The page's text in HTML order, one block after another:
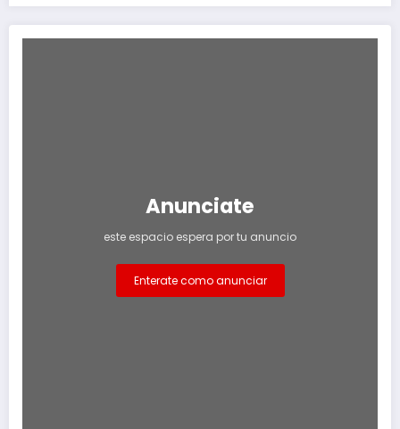
Anunciate
este espacio espera por tu anuncio
Enterate como anunciar